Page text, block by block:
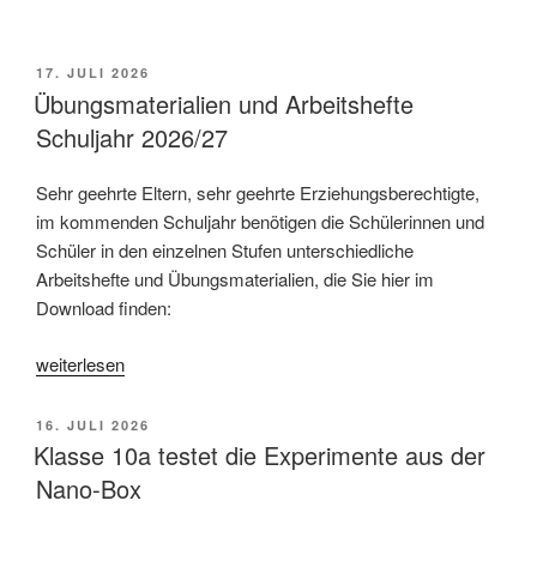
VERÖFFENTLICHT
AM
17. JULI 2026
Übungsmaterialien und Arbeitshefte
Schuljahr 2026/27
Sehr geehrte Eltern, sehr geehrte Erziehungsberechtigte,
im kommenden Schuljahr benötigen die Schülerinnen und
Schüler in den einzelnen Stufen unterschiedliche
Arbeitshefte und Übungsmaterialien, die Sie hier im
Download finden:
„Übungsmaterialien
Arbeitshefte
Schuljahr
2026/27“
weiterlesen
VERÖFFENTLICHT
AM
16. JULI 2026
Klasse 10a testet die Experimente aus der
Nano-Box